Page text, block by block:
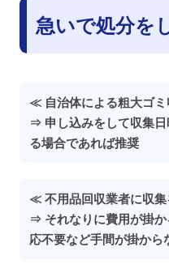
急いで処分を
≪ 自治体による粗大ゴ
⇒ 申し込みをして収集
る場合であれば推奨
≪ 不用品回収業者に収
⇒ それなりに費用が掛
応不要など手間が掛から